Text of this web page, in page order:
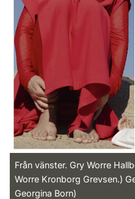
Från vänster. Gry Worre
Worre Kronborg Grevsen.)
Georgina Born)